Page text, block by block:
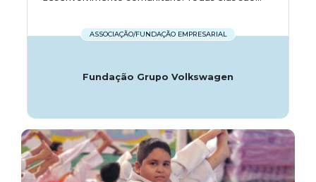
ASSOCIAÇÃO/FUNDAÇÃO EMPRESARIAL
Fundação Grupo Volkswagen